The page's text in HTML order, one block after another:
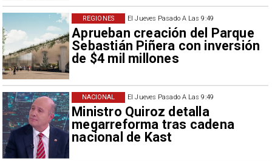
El Jueves Pasado A Las 9:49
Aprueban creación del Parque
Sebastián Piñera con inversión
de $4 mil millones
REGIONES
El Jueves Pasado A Las 9:49
Ministro Quiroz detalla
megarreforma tras cadena
nacional de Kast
NACIONAL